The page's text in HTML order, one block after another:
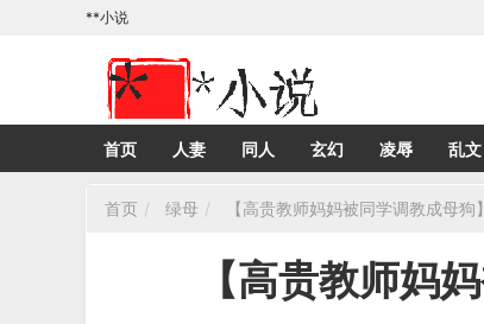
**小说
首页 人妻 同人 玄幻 凌辱 乱文
首页 绿母 【高贵教师妈妈被同学调教成母狗
【高贵教师妈